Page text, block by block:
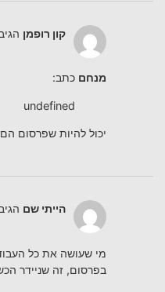
קון רופמן
מנחם כתב:
undefined
יכול להיות שפרסום
הייתי שם
מי שעושה את כל
בפרסום, זה שניידר